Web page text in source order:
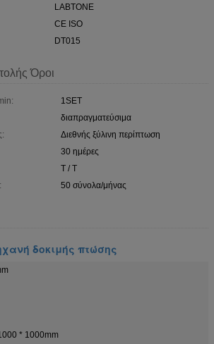
LABTONE
CE ISO
DT015
Όροι
1SET
διαπραγματεύσιμα
Διεθνής ξύλινη περίπτωση
30 ημέρες
T / T
50 σύνολα/μήνας
δοκιμής πτώσης
* 1000mm